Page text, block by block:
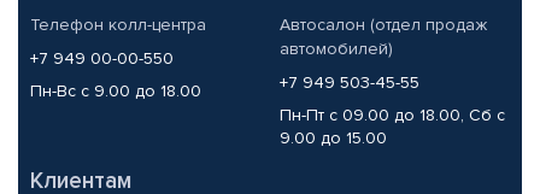
Телефон колл-центра
+7 949 00-00-550
Пн-Вс с 9.00 до 18.00
Автосалон (отдел продаж
автомобилей)
+7 949 503-45-55
Пн-Пт с 09.00 до 18.00, Сб с
9.00 до 15.00
Клиентам